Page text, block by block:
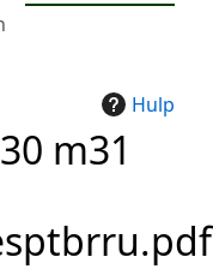
Hulp
m31